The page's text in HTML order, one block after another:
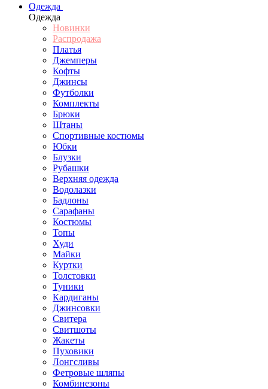
Одежда
Одежда
Новинки
Распродажа
Платья
Джемперы
Кофты
Джинсы
Футболки
Комплекты
Брюки
Штаны
Спортивные костюмы
Юбки
Блузки
Рубашки
Верхняя одежда
Водолазки
Бадлоны
Сарафаны
Костюмы
Топы
Худи
Майки
Куртки
Толстовки
Туники
Кардиганы
Джинсовки
Свитера
Свитшоты
Жакеты
Пуховики
Лонгсливы
Фетровые шляпы
Комбинезоны